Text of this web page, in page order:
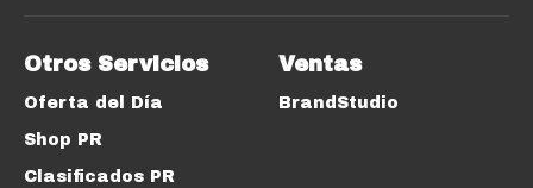
Otros Servicios
Oferta del Día
Shop PR
Clasificados PR
Ventas
BrandStudio